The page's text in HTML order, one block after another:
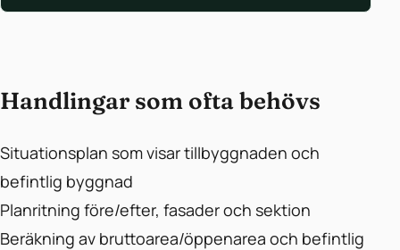
Handlingar som ofta behövs
Situationsplan som visar tillbyggnaden och
befintlig byggnad
Planritning före/efter, fasader och sektion
Beräkning av bruttoarea/öppenarea och befintlig